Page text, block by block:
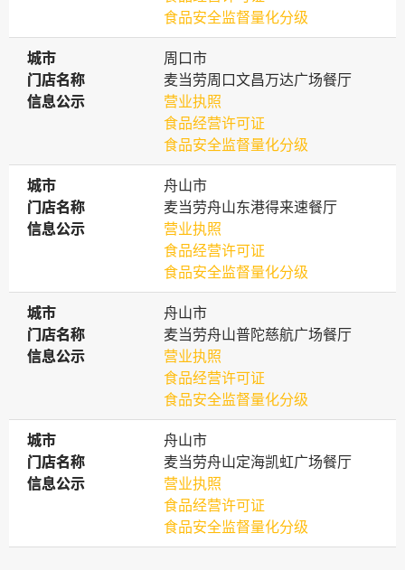
食品安全监督量化分级
城市
城市
周口市
门店名称
门店名称
麦当劳周口文昌万达广场餐厅
信息公示
信息公示
营业执照
食品经营许可证
食品安全监督量化分级
城市
城市
舟山市
门店名称
门店名称
麦当劳舟山东港得来速餐厅
信息公示
信息公示
营业执照
食品经营许可证
食品安全监督量化分级
城市
城市
舟山市
门店名称
门店名称
麦当劳舟山普陀慈航广场餐厅
信息公示
信息公示
营业执照
食品经营许可证
食品安全监督量化分级
城市
城市
舟山市
门店名称
门店名称
麦当劳舟山定海凯虹广场餐厅
信息公示
信息公示
营业执照
食品经营许可证
食品安全监督量化分级